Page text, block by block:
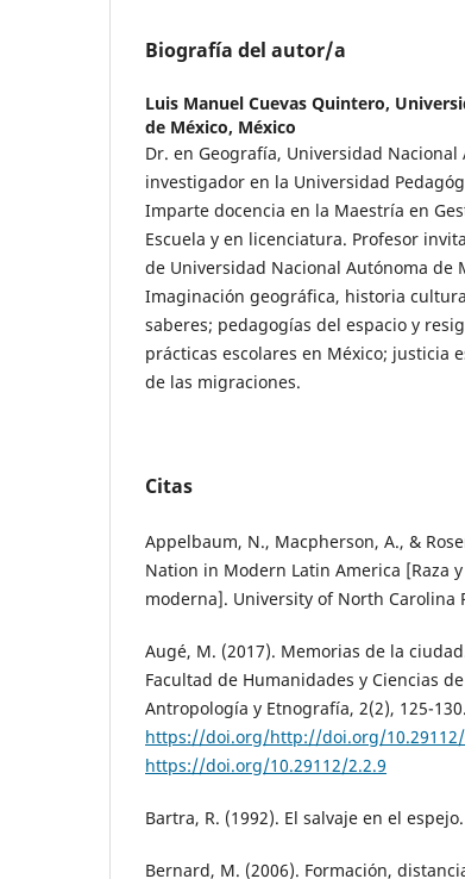
Biografía del autor/a
Luis Manuel Cuevas Quintero,
de México, México
Dr. en Geografía, Universidad
investigador en la Universidad
Imparte docencia en la Maestría en
Escuela y en licenciatura. Profesor
de Universidad Nacional Autónoma de
Imaginación geográfica, historia
saberes; pedagogías del espacio y
prácticas escolares en México; justicia
de las migraciones.
Citas
Appelbaum, N., Macpherson, A., &
Nation in Modern Latin America [Raza
moderna]. University of North Carolina
Augé, M. (2017). Memorias de la
Facultad de Humanidades y Ciencias
Antropología y Etnografía, 2(2), 125-130.
https://doi.org/http://doi.org/10.29112/
https://doi.org/10.29112/2.2.9
Bartra, R. (1992). El salvaje en el
Bernard, M. (2006). Formación,